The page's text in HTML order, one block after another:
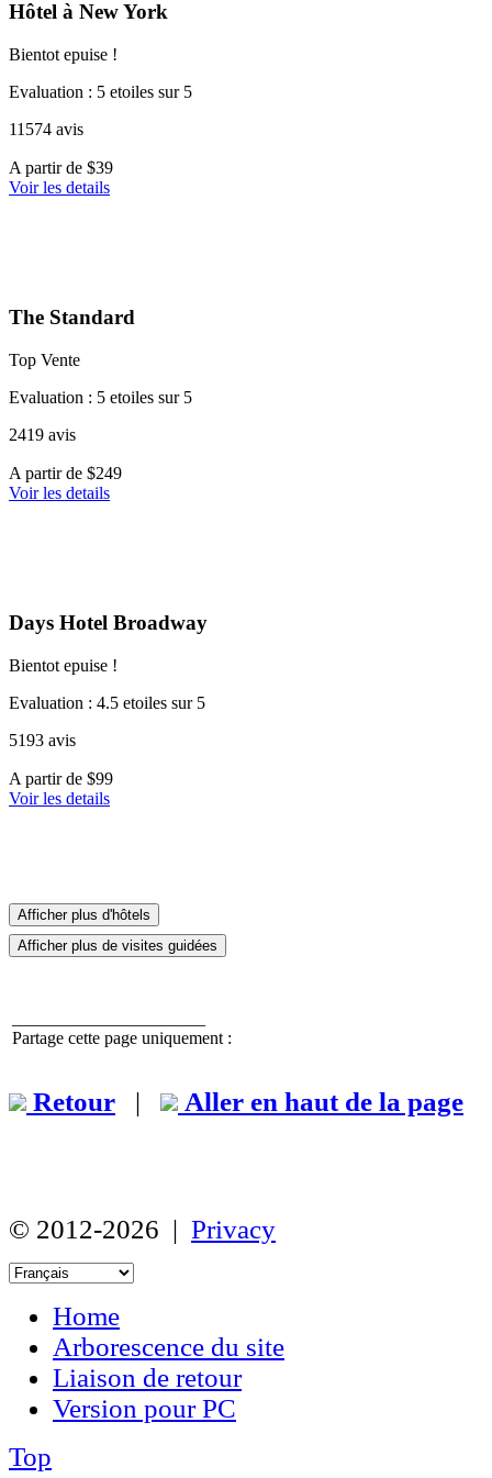
Hôtel à New York
Bientot epuise !
Evaluation : 5 etoiles sur 5
11574 avis
A
partir
A partir de $39
Voir les details
The Standard
Top Vente
Evaluation : 5 etoiles sur 5
2419 avis
A
partir
A partir de $249
Voir les details
Days Hotel Broadway
Bientot epuise !
Evaluation : 4.5 etoiles sur 5
5193 avis
A
partir
A partir de $99
Voir les details
Afficher plus d'hôtels
Afficher plus de visites guidées
Partage cette page uniquement :
Retour | Aller en haut de la page
© 2012-2026 | Privacy
Home
Arborescence du site
Liaison de retour
Version pour PC
Top